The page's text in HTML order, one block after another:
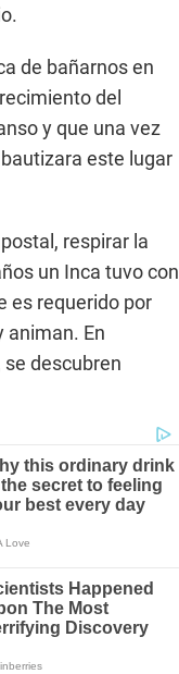
de bañarnos en
del
y que una vez
este lugar
respirar la
un Inca tuvo con
es requerido por
animan. En
se descubren